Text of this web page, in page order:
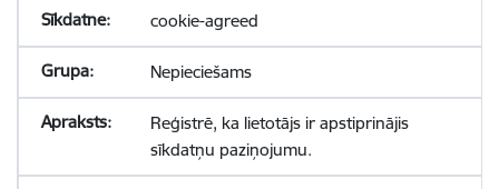
cookie-agreed
Nepieciešams
Reģistrē, ka lietotājs ir apstiprinājis
sīkdatņu paziņojumu.